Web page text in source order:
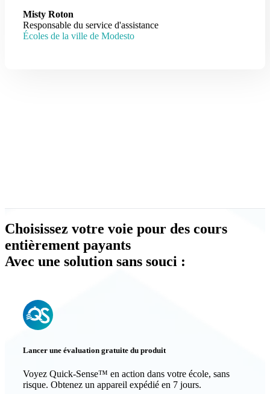
Misty Roton
Responsable du service d'assistance
Écoles de la ville de Modesto
Choisissez votre voie pour des cours
entièrement payants
Avec une solution sans souci :
Lancer une évaluation gratuite du produit
Voyez Quick-Sense™ en action dans votre école, sans
risque. Obtenez un appareil expédié en 7 jours.